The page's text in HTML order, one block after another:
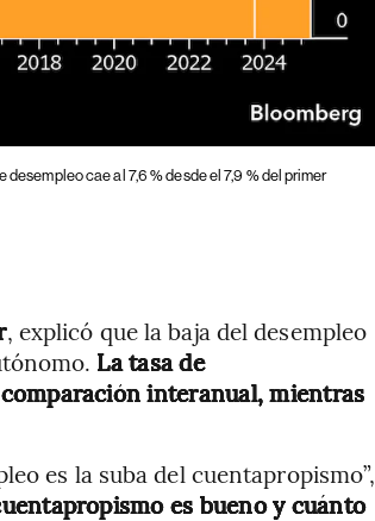
desempleo cae al 7,6 % desde el 7,9 % del primer
, explicó que la baja del desempleo
La tasa de
interanual, mientras
es la suba del cuentapropismo”,
es bueno y cuánto